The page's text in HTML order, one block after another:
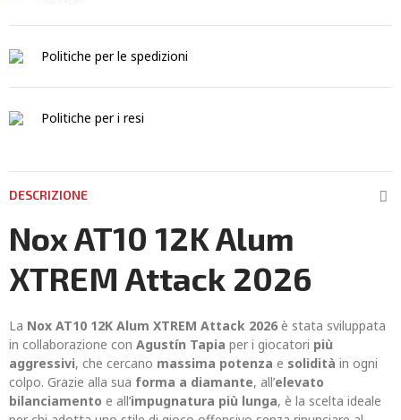
Politiche per le spedizioni
Politiche per i resi
DESCRIZIONE
Nox AT10 12K Alum
XTREM Attack 2026
La Nox AT10 12K Alum XTREM Attack 2026 è stata sviluppata
in collaborazione con Agustín Tapia per i giocatori più
aggressivi, che cercano massima potenza e solidità in ogni
colpo. Grazie alla sua forma a diamante, all’elevato
bilanciamento e all’impugnatura più lunga, è la scelta ideale